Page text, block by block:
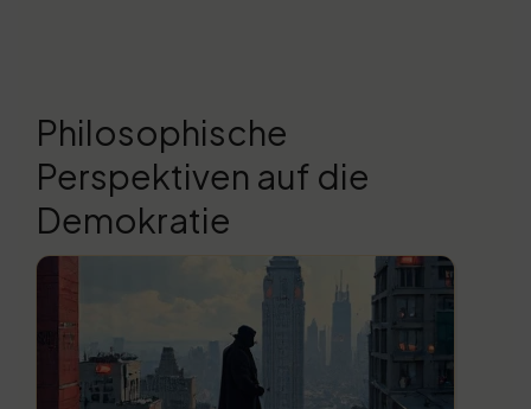
Philosophische
Perspektiven auf die
Demokratie